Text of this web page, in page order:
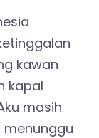
kawan
kapal
masih